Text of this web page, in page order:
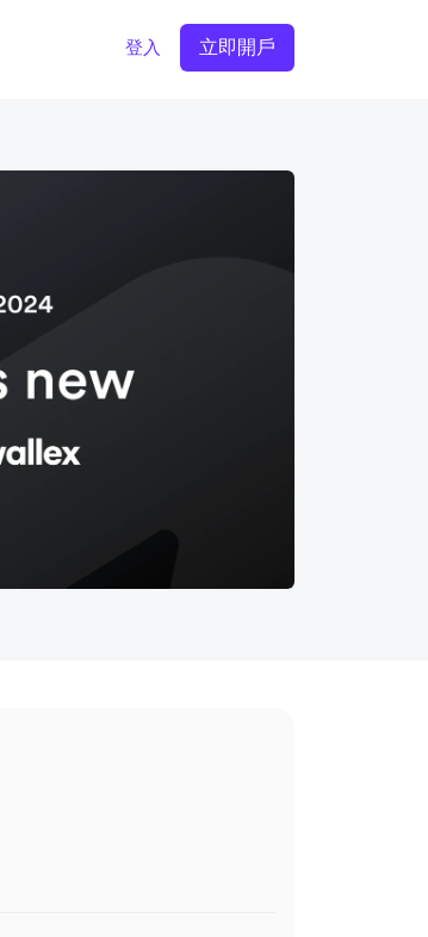
登入 立即開戶